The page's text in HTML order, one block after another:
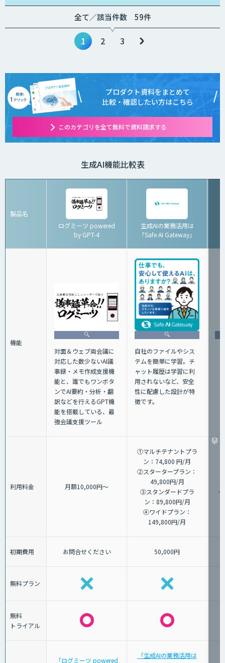
1 2 3
全て／該当件数 59件
プロダクト資料をまとめて
比較・確認したい方はこちら
このカテゴリを全て無料で資料請求する
生成AI機能比較表
製品名
ログミーツ powered
by GPT-4
生成AIの業務活用は
「Safe AI Gateway」
機能
対面＆ウェブ両会議に
対応した数少ないAI議
事録・メモ作成支援機
能と、誰でもワンボタ
ンでAI要約・分析・翻
訳などを行えるGPT機
能を搭載している、最
強会議支援ツール
自社のファイルやシス
テムを簡単に学習。チ
ャット履歴は学習に利
用されないなど、安全
性に配慮した設計が特
徴です。
利用料金 月額10,000円～
①マルチテナントプラ
ン：74,800 円/月
②スタータープラン：
49,800円/月
③スタンダードプラ
ン：89,800円/月
④ワイドプラン：
149,800円/月
初期費用 お問合せください 50,000円
無料プラン
無料
トライアル
「ログミーツ powered
「生成AIの業務活用は